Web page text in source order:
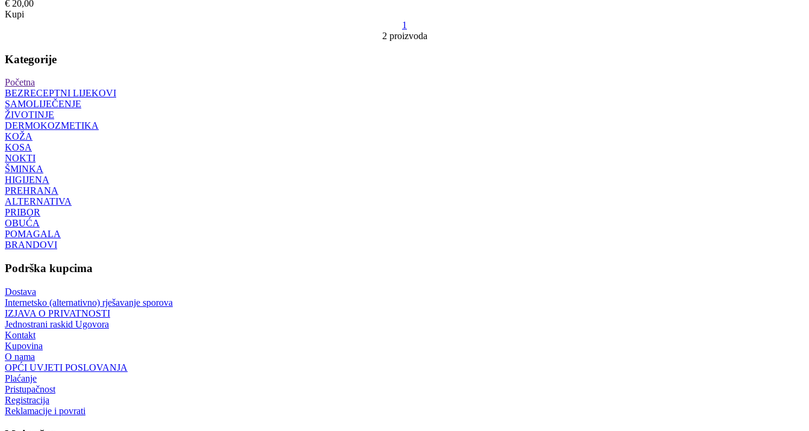
€ 20,00
Kupi
1
2 proizvoda
Kategorije
Početna
BEZRECEPTNI LIJEKOVI
SAMOLIJEČENJE
ŽIVOTINJE
DERMOKOZMETIKA
KOŽA
KOSA
NOKTI
ŠMINKA
HIGIJENA
PREHRANA
ALTERNATIVA
PRIBOR
OBUĆA
POMAGALA
BRANDOVI
Podrška kupcima
Dostava
Internetsko (alternativno) rješavanje sporova
IZJAVA O PRIVATNOSTI
Jednostrani raskid Ugovora
Kontakt
Kupovina
O nama
OPĆI UVJETI POSLOVANJA
Plaćanje
Pristupačnost
Registracija
Reklamacije i povrati